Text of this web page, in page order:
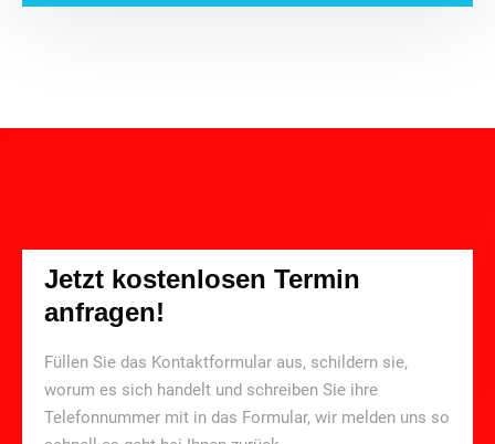
Jetzt kostenlosen Termin
anfragen!
Füllen Sie das Kontaktformular aus, schildern sie,
worum es sich handelt und schreiben Sie ihre
Telefonnummer mit in das Formular, wir melden uns so